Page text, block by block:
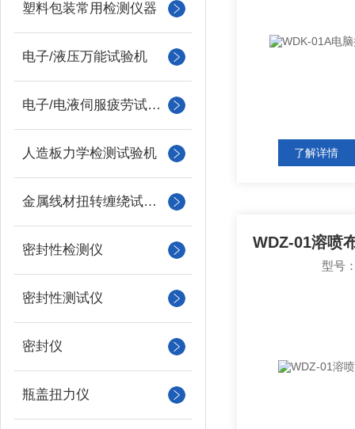
塑料包装常用检测仪器
电子/液压万能试验机
电子/电液伺服疲劳试验机
人造板力学检测试验机
金属线材扭转缠绕试验机
密封性检测仪
密封性测试仪
密封仪
瓶盖扭力仪
了解详情
WDZ-01溶喷
型号